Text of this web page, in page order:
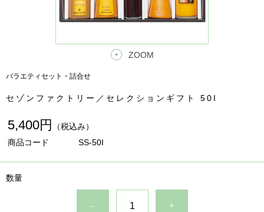
ZOOM
バラエティセット・詰合せ
セゾンファクトリー／セレクションギフト 50I
5,400円
（税込み）
商品コード
SS-50I
数量
- +